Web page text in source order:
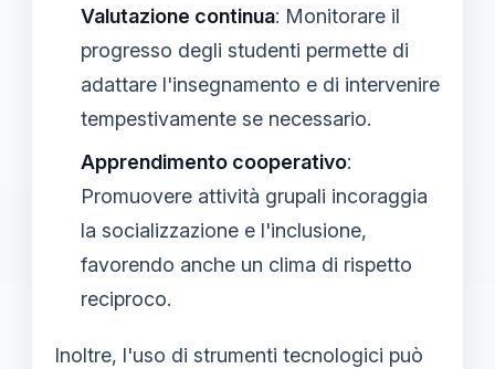
Valutazione continua: Monitorare il
progresso degli studenti permette di
adattare l'insegnamento e di intervenire
tempestivamente se necessario.
Apprendimento cooperativo:
Promuovere attività grupali incoraggia
la socializzazione e l'inclusione,
favorendo anche un clima di rispetto
reciproco.
Inoltre, l'uso di strumenti tecnologici può